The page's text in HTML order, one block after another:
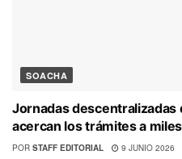
SOACHA
Jornadas descentralizadas
acercan los trámites a
POR STAFF EDITORIAL 9 JUNIO 2026